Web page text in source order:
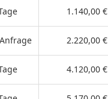
1.140,00 €
2.220,00 €
4.120,00 €